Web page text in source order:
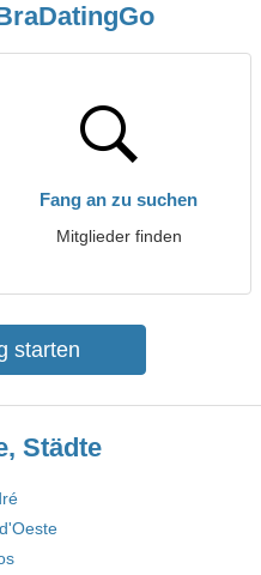
Fang an zu suchen
Mitglieder finden
starten
Städte